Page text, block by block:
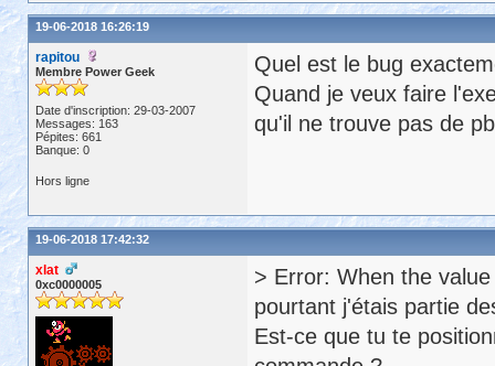
19-06-2018 16:26:19
rapitou
Membre Power Geek
Date d'inscription: 29-03-2007
Messages: 163
Pépites: 661
Banque: 0
Quel est le bug
Quand je veux faire
qu'il ne trouve pas de
Hors ligne
19-06-2018 17:42:32
xlat
0xc0000005
> Error: When the
pourtant j'étais partie
Est-ce que tu te